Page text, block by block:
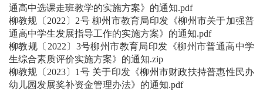
通高中选课走班教学的实施方案》的通知.pdf
柳教规〔2022〕2号 柳州市教育局印发《柳州市关于加强普
通高中学生发展指导工作的实施方案》的通知.pdf
柳教规〔2022〕3号柳州市教育局印发《柳州市普通高中学
生综合素质评价实施方案》的通知.zip
柳教规〔2023〕1号 关于印发《柳州市财政扶持普惠性民办
幼儿园发展奖补资金管理办法》的通知.pdf